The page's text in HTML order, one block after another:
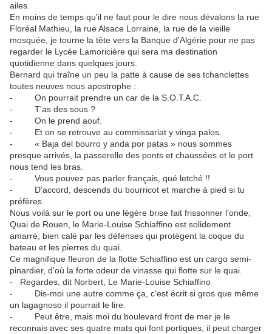
ailes.
En moins de temps qu'il ne faut pour le dire nous dévalons la rue
Floréal Mathieu, la rue Alsace Lorraine, la rue de la vieille
mosquée, je tourne la tête vers la Banque d'Algérie pour ne pas
regarder le Lycée Lamoricière qui sera ma destination
quotidienne dans quelques jours.
Bernard qui traîne un peu la patte à cause de ses tchanclettes
toutes neuves nous apostrophe :
- On pourrait prendre un car de la S.O.T.A.C.
- T'as des sous ?
- On le prend aouf.
- Et on se retrouve au commissariat y vinga palos.
- « Baja del bourro y anda por patas » nous sommes
presque arrivés, la passerelle des ponts et chaussées et le port
nous tend les bras.
- Vous pouvez pas parler français, qué letché !!
- D'accord, descends du bourricot et marche à pied si tu
préfères.
Nous voilà sur le port ou une légère brise fait frissonner l'onde,
Quai de Rouen, le Marie-Louise Schiaffino est solidement
amarré, bien calé par les défenses qui protègent la coque du
bateau et les pierres du quai.
Ce magnifique fleuron de la flotte Schiaffino est un cargo semi-
pinardier, d'où la forte odeur de vinasse qui flotte sur le quai.
- Regardes, dit Norbert, Le Marie-Louise Schiaffino
- Dis-moi une autre comme ça, c'est écrit si gros que même
un lagagnoso il pourrait le lire.
- Peut être, mais moi du boulevard front de mer je le
reconnais avec ses quatre mats qui font portiques, il peut charger